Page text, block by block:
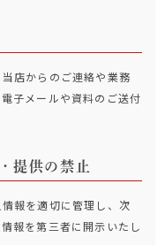
店からのご連絡や業務
子メールや資料のご送付
提供の禁止
報を適切に管理し、次
報を第三者に開示いたし